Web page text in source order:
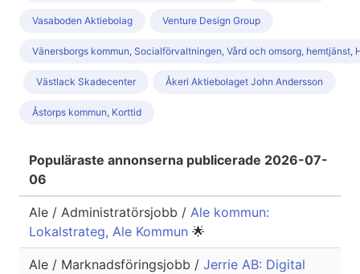
Vasaboden Aktiebolag Venture Design Group
Vänersborgs kommun, Socialförvaltningen, Vård och omsorg, hemtjänst,
Västlack Skadecenter Åkeri Aktiebolaget John Andersson
Åstorps kommun, Korttid
Populäraste annonserna publicerade 2026-07-
06
Ale / Administratörsjobb / Ale kommun:
Lokalstrateg, Ale Kommun 🌟
Ale / Marknadsföringsjobb / Jerrie AB: Digital